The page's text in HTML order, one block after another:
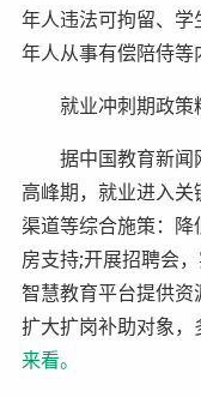
年人违法可拘留、
年人从事有偿陪侍等
就业冲刺期政策
据中国教育新闻
高峰期，就业进入关
渠道等综合施策：
房支持;开展招聘会
智慧教育平台提供资
扩大扩岗补助对象，
来看。